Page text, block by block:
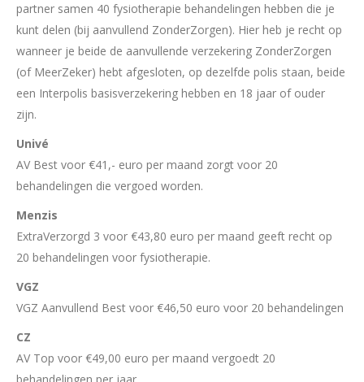
partner samen 40 fysiotherapie behandelingen hebben die je
kunt delen (bij aanvullend ZonderZorgen). Hier heb je recht op
wanneer je beide de aanvullende verzekering ZonderZorgen
(of MeerZeker) hebt afgesloten, op dezelfde polis staan, beide
een Interpolis basisverzekering hebben en 18 jaar of ouder
zijn.
Univé
AV Best voor €41,- euro per maand zorgt voor 20
behandelingen die vergoed worden.
Menzis
ExtraVerzorgd 3 voor €43,80 euro per maand geeft recht op
20 behandelingen voor fysiotherapie.
VGZ
VGZ Aanvullend Best voor €46,50 euro voor 20 behandelingen
CZ
AV Top voor €49,00 euro per maand vergoedt 20